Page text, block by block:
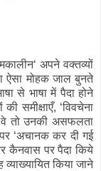
अपने वक्तव्यों
ऐसा मोहक जाल बुनते
से भाषा में पैदा होने
समीक्षाएँ, ‘विवचेना
वे तो उनकी असफलता
‘अचानक कर दी गई
कैनवास पर पैदा किये
किया जाने